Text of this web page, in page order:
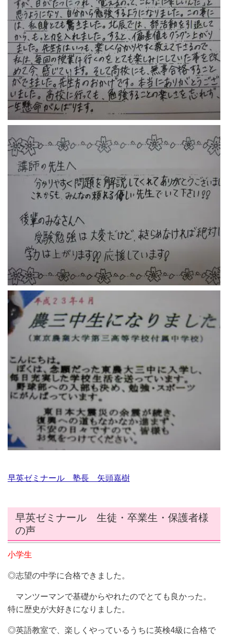
早英ゼミナール 塾長 矢頭嘉樹
早英ゼミナール 生徒・卒業生・保護者様
の声
小学生
◎志望の中学に合格できました。
マンツーマンで基礎からやれたのでとても良かった。
特に歴史が大好きになりました。
◎英語教室で、楽しくやっているうちに英検4級に合格で